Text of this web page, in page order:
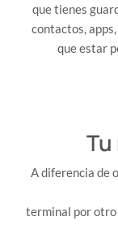
que tienes
contactos,
que estar
A diferencia de
terminal por otro